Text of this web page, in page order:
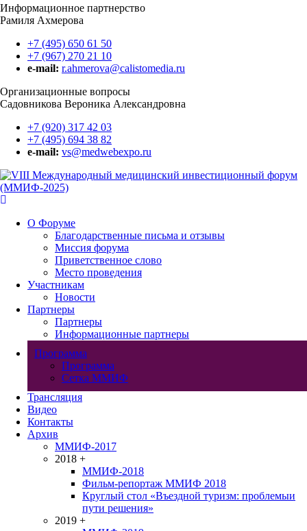
Информационное партнерство
Рамиля Ахмерова
+7 (495) 650 61 50
+7 (967) 270 21 10
e-mail: r.ahmerova@calistomedia.ru
Организационные вопросы
Садовникова Вероника Александровна
+7 (920) 317 42 03
+7 (495) 694 38 82
e-mail: vs@medwebexpo.ru
О Форуме
Благодарственные письма и отзывы
Миссия форума
Приветственное слово
Место проведения
Участникам
Новости
Партнеры
Партнеры
Информационные партнеры
Программа
Программа
Сетка ММИФ
Трансляция
Видео
Контакты
Архив
ММИФ-2017
2018 +
ММИФ-2018
Фильм-репортаж ММИФ 2018
Круглый стол «Въездной туризм: проблемыи
пути решения»
2019 +